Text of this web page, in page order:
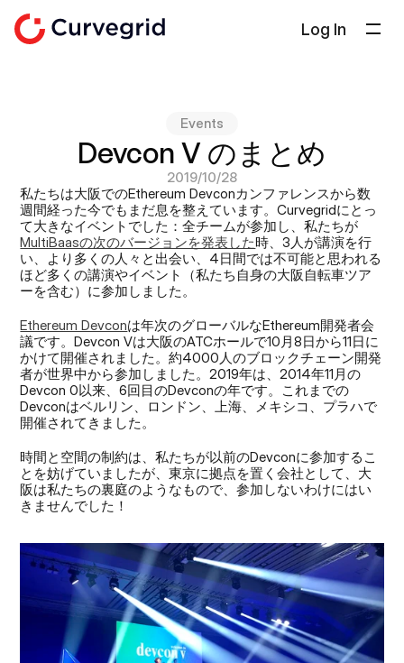
Log In
ドキュメント
Select Language
日本語
お問い合わせ
Events
Devcon V のまとめ
2019/10/28
私たちは大阪でのEthereum Devconカンファレンスから数
週間経った今でもまだ息を整えています。Curvegridにとっ
て大きなイベントでした：全チームが参加し、私たちが
MultiBaasの次のバージョンを発表した時、3人が講演を行
い、より多くの人々と出会い、4日間では不可能と思われる
ほど多くの講演やイベント（私たち自身の大阪自転車ツア
ーを含む）に参加しました。
Ethereum Devconは年次のグローバルなEthereum開発者会
議です。Devcon Vは大阪のATCホールで10月8日から11日に
かけて開催されました。約4000人のブロックチェーン開発
者が世界中から参加しました。2019年は、2014年11月の
Devcon 0以来、6回目のDevconの年です。これまでの
Devconはベルリン、ロンドン、上海、メキシコ、プラハで
開催されてきました。
時間と空間の制約は、私たちが以前のDevconに参加するこ
とを妨げていましたが、東京に拠点を置く会社として、大
阪は私たちの裏庭のようなもので、参加しないわけにはい
きませんでした！